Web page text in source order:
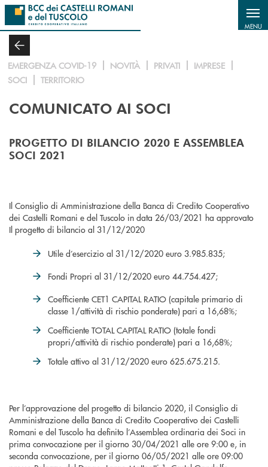
Salta al contenuto principale
MENU
EMERGENZA COVID-19 NOVITÀ PRIVATI
IMPRESE
SOCI
TERRITORIO
COMUNICATO AI SOCI
PROGETTO DI BILANCIO 2020 E ASSEMBLEA
SOCI 2021
Il Consiglio di Amministrazione della Banca di Credito Cooperativo
dei Castelli Romani e del Tuscolo in data 26/03/2021 ha approvato
Il progetto di bilancio al 31/12/2020
Utile d’esercizio al 31/12/2020 euro 3.985.835;
Fondi Propri al 31/12/2020 euro 44.754.427;
Coefficiente CET1 CAPITAL RATIO (capitale primario di
classe 1/attività di rischio ponderate) pari a 16,68%;
Coefficiente TOTAL CAPITAL RATIO (totale fondi
propri/attività di rischio ponderate) pari a 16,68%;
Totale attivo al 31/12/2020 euro 625.675.215.
Per l’approvazione del progetto di bilancio 2020, il Consiglio di
Amministrazione della Banca di Credito Cooperativo dei Castelli
Romani e del Tuscolo ha definito l’Assemblea ordinaria dei Soci in
prima convocazione per il giorno 30/04/2021 alle ore 9:00 e, in
seconda convocazione, per il giorno 06/05/2021 alle ore 09:00